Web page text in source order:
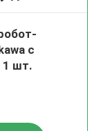
с
1 шт.